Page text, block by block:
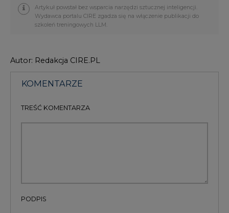
Artykuł powstał bez wsparcia narzędzi sztucznej inteligencji.
Wydawca portalu CIRE zgadza się na włączenie publikacji do
szkoleń treningowych LLM.
Autor: Redakcja CIRE.PL
KOMENTARZE
TREŚĆ KOMENTARZA
PODPIS